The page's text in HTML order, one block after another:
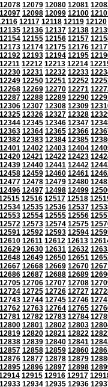
12078 12079 12080 12081
12097 12098 12099 12100
12117 12118 12119 12120
12135 12136 12137 12138
12154 12155 12156 12157
12173 12174 12175 12176
12192 12193 12194 12195
12211 12212 12213 12214
12230 12231 12232 12233
12249 12250 12251 12252
12268 12269 12270 12271
12287 12288 12289 12290
12306 12307 12308 12309
12325 12326 12327 12328
12344 12345 12346 12347
12363 12364 12365 12366
12382 12383 12384 12385
12401 12402 12403 12404
12420 12421 12422 12423
12439 12440 12441 12442
12458 12459 12460 12461
12477 12478 12479 12480
12496 12497 12498 12499
12516 12517 12518
12534 12535 12536 12537
12553 12554 12555 12556
12572 12573 12574 12575
12591 12592 12593 12594
12610 12611 12612 12613
12629 12630 12631 12632
12648 12649 12650 12651
12667 12668 12669 12670
12686 12687 12688 12689
12705 12706 12707 12708
12724 12725 12726 12727
12743 12744 12745 12746
12762 12763 12764 12765
12781 12782 12783 12784
12800 12801 12802 12803
12819 12820 12821 12822
12838 12839 12840 12841
12857 12858 12859 12860
12876 12877 12878 12879
12895 12896 12897 12898
12915 12916 12917
12933 12934 12935 12936